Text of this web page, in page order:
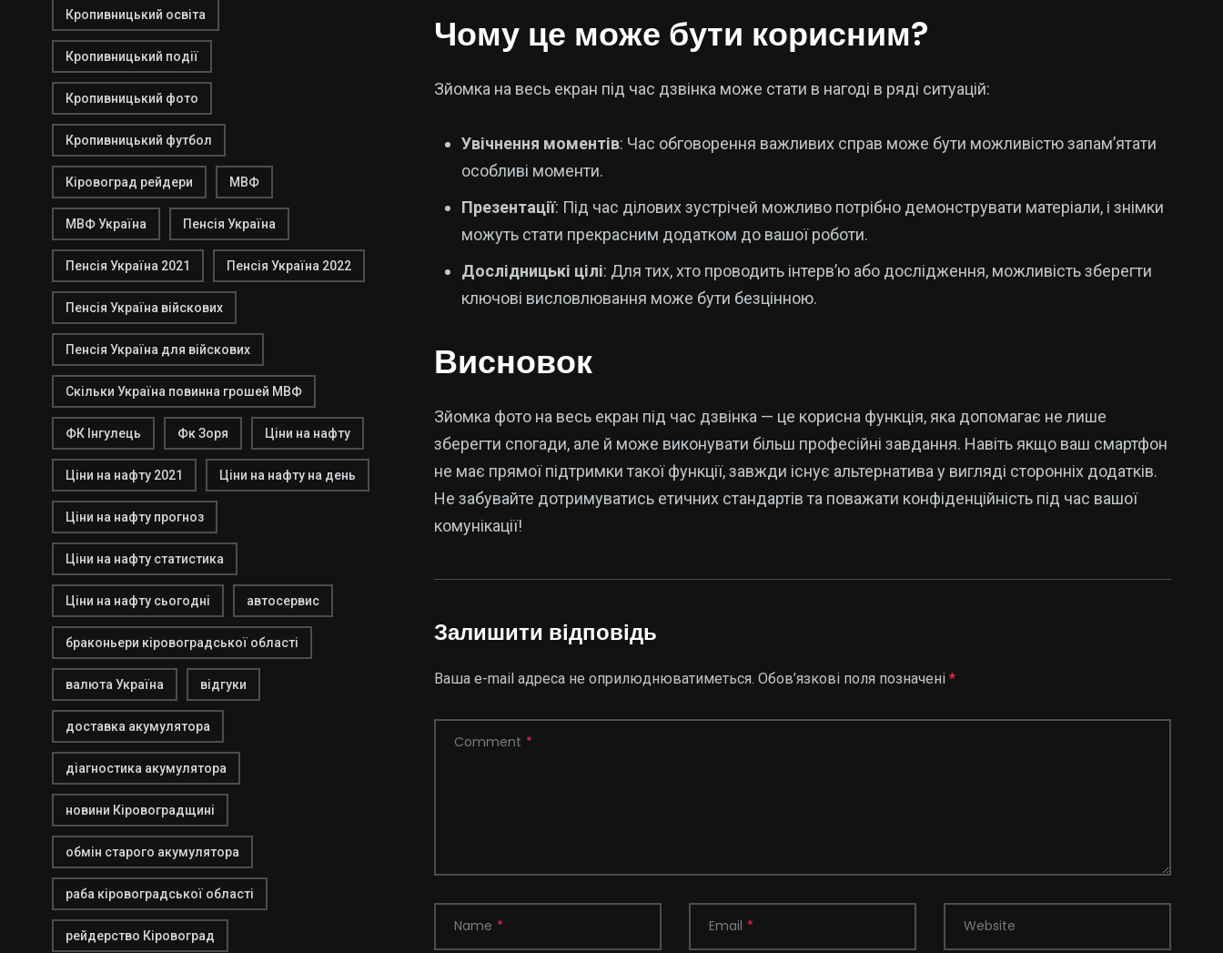
Кропивницький освіта
Кропивницький події
Кропивницький фото
Кропивницький футбол
Кіровоград рейдери МВФ
МВФ Україна Пенсія Україна
Пенсія Україна 2021 Пенсія Україна 2022
Пенсія Україна війскових
Пенсія Україна для війскових
Скільки Україна повинна грошей МВФ
ФК Інгулець Фк Зоря Ціни на нафту
Ціни на нафту 2021 Ціни на нафту на день
Ціни на нафту прогноз
Ціни на нафту статистика
Ціни на нафту сьогодні автосервис
браконьери кіровоградської області
валюта Україна відгуки
доставка акумулятора
діагностика акумулятора
новини Кіровоградщині
обмін старого акумулятора
раба кіровоградської області
рейдерство Кіровоград
Чому це може бути корисним?
Зйомка на весь екран під час дзвінка може стати в нагоді в ряді ситуацій:
Увічнення моментів: Час обговорення важливих справ може бути можливістю запам’ятати
особливі моменти.
Презентації: Під час ділових зустрічей можливо потрібно демонструвати матеріали, і знімки
можуть стати прекрасним додатком до вашої роботи.
Дослідницькі цілі: Для тих, хто проводить інтерв’ю або дослідження, можливість зберегти
ключові висловлювання може бути безцінною.
Висновок
Зйомка фото на весь екран під час дзвінка — це корисна функція, яка допомагає не лише
зберегти спогади, але й може виконувати більш професійні завдання. Навіть якщо ваш смартфон
не має прямої підтримки такої функції, завжди існує альтернатива у вигляді сторонніх додатків.
Не забувайте дотримуватись етичних стандартів та поважати конфіденційність під час вашої
комунікації!
Залишити відповідь
Ваша e-mail адреса не оприлюднюватиметься. Обов’язкові поля позначені *
Comment *
Name * Email * Website